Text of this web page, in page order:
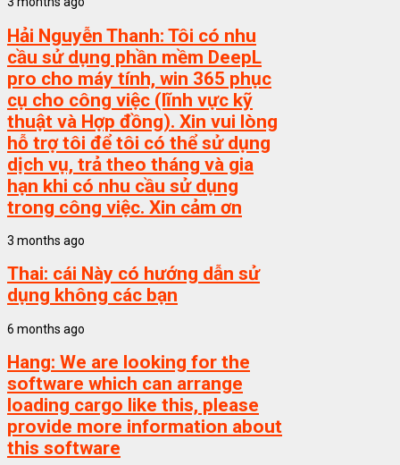
Hải Nguyễn Thanh: Tôi có nhu
cầu sử dụng phần mềm DeepL
pro cho máy tính, win 365 phục
cụ cho công việc (lĩnh vực kỹ
thuật và Hợp đồng). Xin vui lòng
hỗ trợ tôi để tôi có thể sử dụng
dịch vụ, trả theo tháng và gia
hạn khi có nhu cầu sử dụng
trong công việc. Xin cảm ơn
3 months ago
Thai: cái Này có hướng dẫn sử
dụng không các bạn
6 months ago
Hang: We are looking for the
software which can arrange
loading cargo like this, please
provide more information about
this software